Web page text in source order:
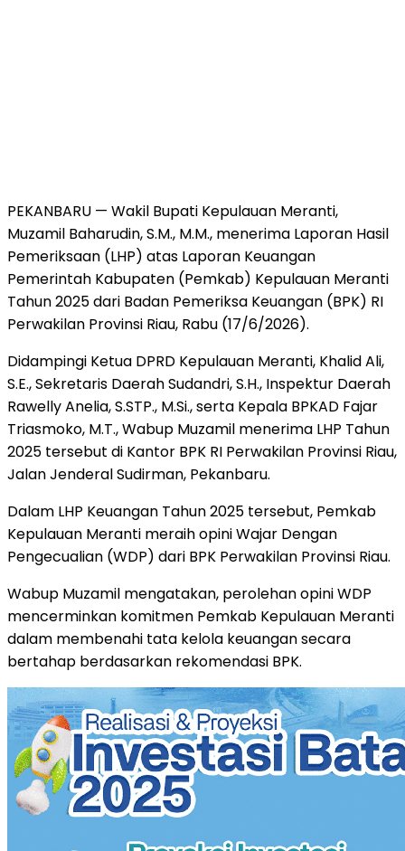
PEKANBARU — Wakil Bupati Kepulauan Meranti,
Muzamil Baharudin, S.M., M.M., menerima Laporan Hasil
Pemeriksaan (LHP) atas Laporan Keuangan
Pemerintah Kabupaten (Pemkab) Kepulauan Meranti
Tahun 2025 dari Badan Pemeriksa Keuangan (BPK) RI
Perwakilan Provinsi Riau, Rabu (17/6/2026).
Didampingi Ketua DPRD Kepulauan Meranti, Khalid Ali,
S.E., Sekretaris Daerah Sudandri, S.H., Inspektur Daerah
Rawelly Anelia, S.STP., M.Si., serta Kepala BPKAD Fajar
Triasmoko, M.T., Wabup Muzamil menerima LHP Tahun
2025 tersebut di Kantor BPK RI Perwakilan Provinsi Riau,
Jalan Jenderal Sudirman, Pekanbaru.
Dalam LHP Keuangan Tahun 2025 tersebut, Pemkab
Kepulauan Meranti meraih opini Wajar Dengan
Pengecualian (WDP) dari BPK Perwakilan Provinsi Riau.
Wabup Muzamil mengatakan, perolehan opini WDP
mencerminkan komitmen Pemkab Kepulauan Meranti
dalam membenahi tata kelola keuangan secara
bertahap berdasarkan rekomendasi BPK.